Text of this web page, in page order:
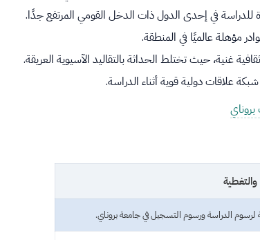
للدراسة في إحدى الدول ذات الدخل القومي المرتفع جدًا.
مؤهلة عالميًا في المنطقة.
غنية، حيث تختلط الحداثة بالتقاليد الآسيوية العريقة.
علاقات دولية قوية أثناء الدراسة.
لرسوم الدراسة ورسوم التسجيل في جامعة بروناي.